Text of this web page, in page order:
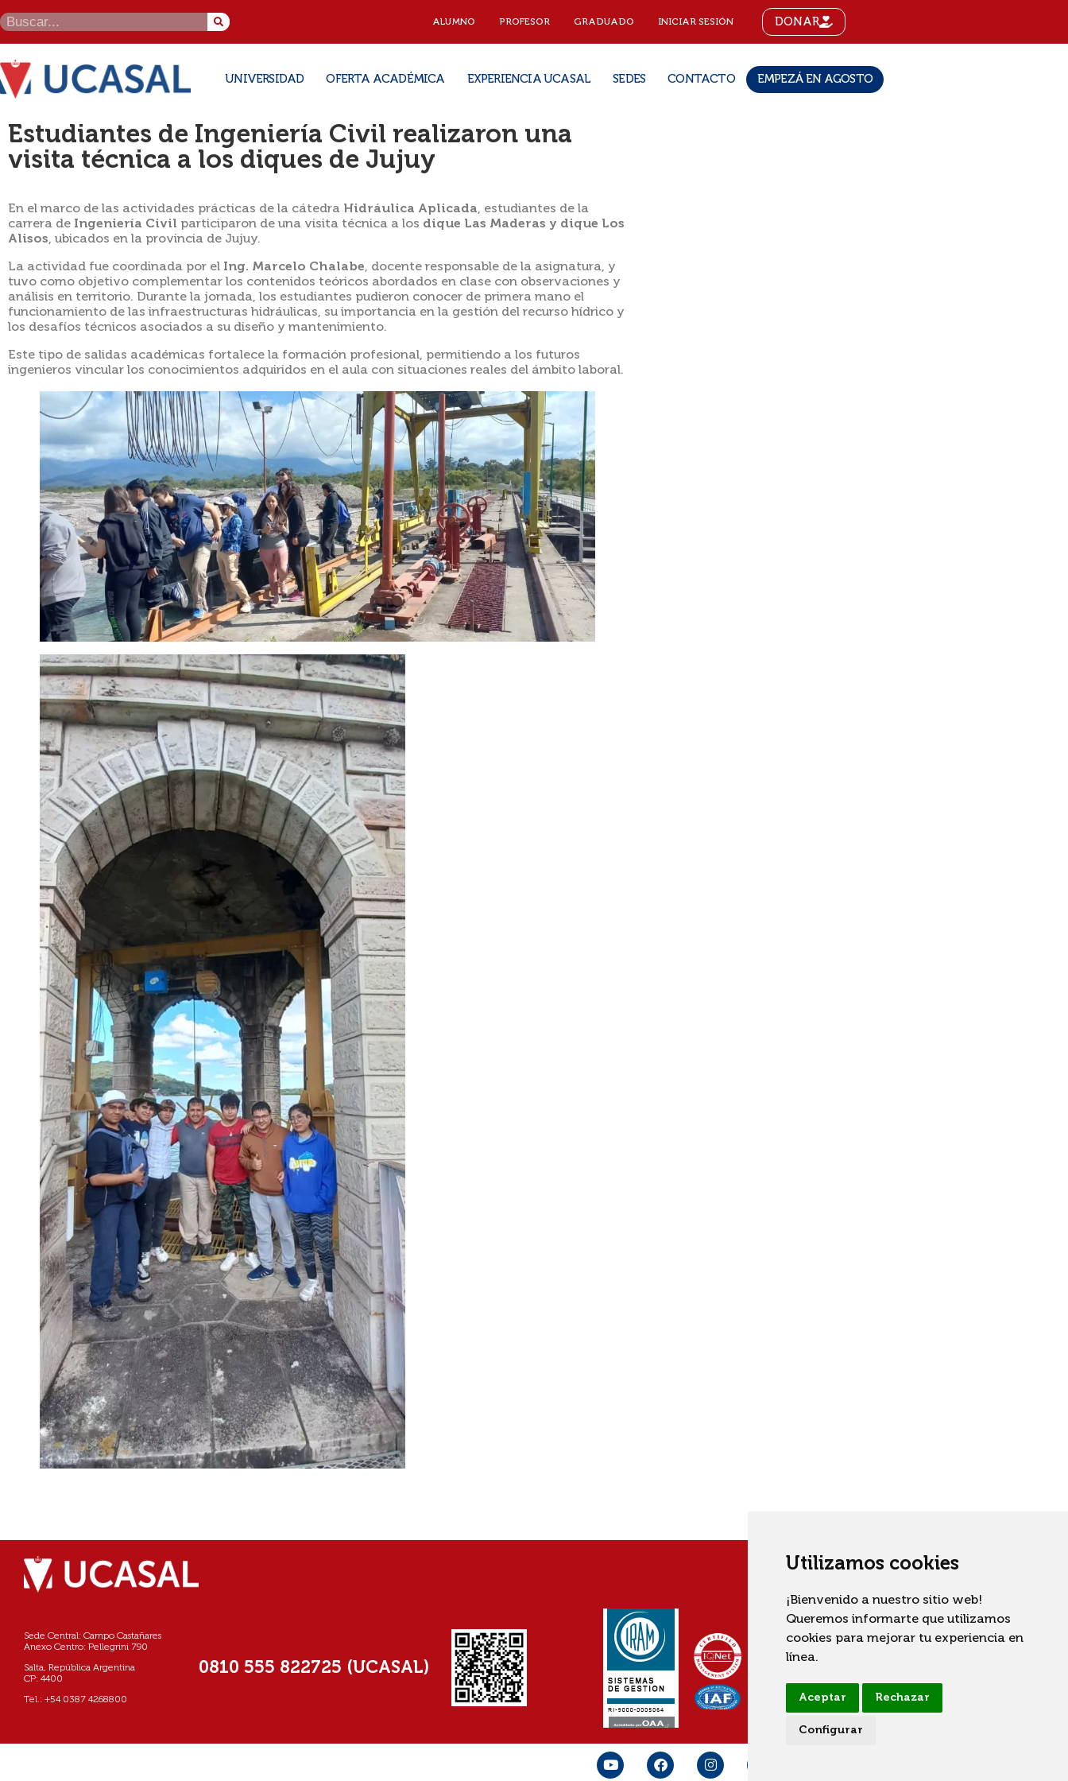
Utilizamos cookies
¡Bienvenido a nuestro sitio web!
Queremos informarte que utilizamos
cookies para mejorar tu experiencia en
línea.
Aceptar Rechazar
Configurar
ALUMNO PROFESOR GRADUADO INICIAR SESIÓN DONAR
UNIVERSIDAD OFERTA ACADÉMICA EXPERIENCIA UCASAL SEDES CONTACTO EMPEZÁ EN AGOSTO
Estudiantes de Ingeniería Civil realizaron una
visita técnica a los diques de Jujuy
En el marco de las actividades prácticas de la cátedra Hidráulica Aplicada, estudiantes de la
carrera de Ingeniería Civil participaron de una visita técnica a los dique Las Maderas y dique Los
Alisos, ubicados en la provincia de Jujuy.
La actividad fue coordinada por el Ing. Marcelo Chalabe, docente responsable de la asignatura, y
tuvo como objetivo complementar los contenidos teóricos abordados en clase con observaciones y
análisis en territorio. Durante la jornada, los estudiantes pudieron conocer de primera mano el
funcionamiento de las infraestructuras hidráulicas, su importancia en la gestión del recurso hídrico y
los desafíos técnicos asociados a su diseño y mantenimiento.
Este tipo de salidas académicas fortalece la formación profesional, permitiendo a los futuros
ingenieros vincular los conocimientos adquiridos en el aula con situaciones reales del ámbito laboral.
Sede Central: Campo Castañares
Anexo Centro: Pellegrini 790
Salta, República Argentina
CP: 4400
Tel.: +54 0387 4268800
0810 555 822725 (UCASAL)